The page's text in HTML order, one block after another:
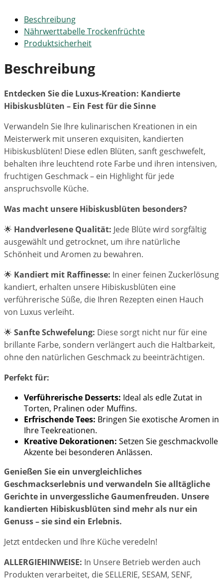
Beschreibung
Nährwerttabelle Trockenfrüchte
Produktsicherheit
Beschreibung
Entdecken Sie die Luxus-Kreation: Kandierte
Hibiskusblüten – Ein Fest für die Sinne
Verwandeln Sie Ihre kulinarischen Kreationen in ein
Meisterwerk mit unseren exquisiten, kandierten
Hibiskusblüten! Diese edlen Blüten, sanft geschwefelt,
behalten ihre leuchtend rote Farbe und ihren intensiven,
fruchtigen Geschmack – ein Highlight für jede
anspruchsvolle Küche.
Was macht unsere Hibiskusblüten besonders?
🌟 Handverlesene Qualität: Jede Blüte wird sorgfältig
ausgewählt und getrocknet, um ihre natürliche
Schönheit und Aromen zu bewahren.
🌟 Kandiert mit Raffinesse: In einer feinen Zuckerlösung
kandiert, erhalten unsere Hibiskusblüten eine
verführerische Süße, die Ihren Rezepten einen Hauch
von Luxus verleiht.
🌟 Sanfte Schwefelung: Diese sorgt nicht nur für eine
brillante Farbe, sondern verlängert auch die Haltbarkeit,
ohne den natürlichen Geschmack zu beeinträchtigen.
Perfekt für:
Verführerische Desserts: Ideal als edle Zutat in
Torten, Pralinen oder Muffins.
Erfrischende Tees: Bringen Sie exotische Aromen in
Ihre Teekreationen.
Kreative Dekorationen: Setzen Sie geschmackvolle
Akzente bei besonderen Anlässen.
Genießen Sie ein unvergleichliches
Geschmackserlebnis und verwandeln Sie alltägliche
Gerichte in unvergessliche Gaumenfreuden. Unsere
kandierten Hibiskusblüten sind mehr als nur ein
Genuss – sie sind ein Erlebnis.
Jetzt entdecken und Ihre Küche veredeln!
ALLERGIEHINWEISE: In Unsere Betrieb werden auch
Produkten verarbeitet, die SELLERIE, SESAM, SENF,